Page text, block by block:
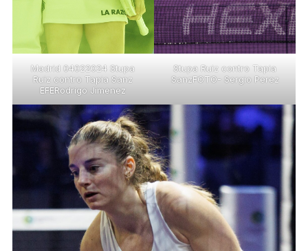
Madrid 04022024 Stupa
Ruiz contro Tapia Sanz
EFERodrigo Jimenez
Stupa Ruiz contro Tapia
SanzFOTO- Sergio Perez